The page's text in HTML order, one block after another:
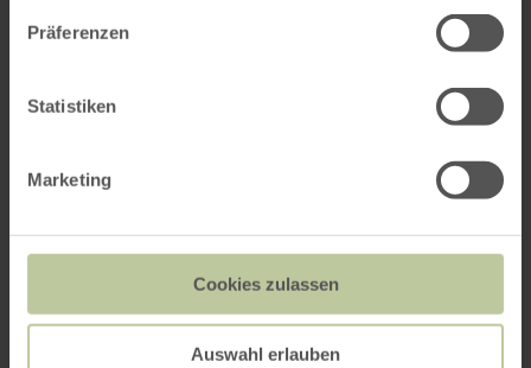
Präferenzen
Statistiken
Marketing
Cookies zulassen
Auswahl erlauben